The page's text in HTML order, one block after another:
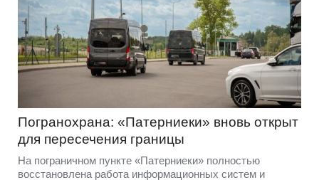
Погранохрана: «Патерниеки» вновь открыт
для пересечения границы
На пограничном пункте «Патерниеки» полностью
восстановлена работа информационных систем и